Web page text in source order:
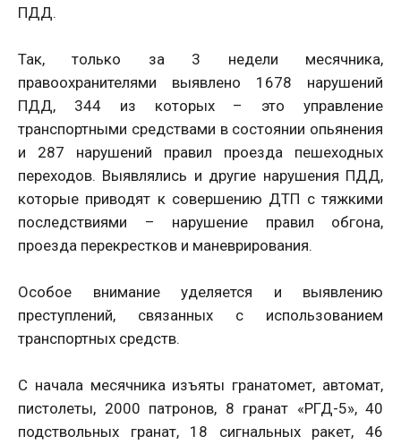
ПДД.
Так, только за 3 недели месячника,
правоохранителями выявлено 1678 нарушений
ПДД, 344 из которых – это управление
транспортными средствами в состоянии опьянения
и 287 нарушений правил проезда пешеходных
переходов. Выявлялись и другие нарушения ПДД,
которые приводят к совершению ДТП с тяжкими
последствиями – нарушение правил обгона,
проезда перекрестков и маневрирования.
Особое внимание уделяется и выявлению
преступлений, связанных с использованием
транспортных средств.
С начала месячника изъяты гранатомет, автомат,
пистолеты, 2000 патронов, 8 гранат «РГД-5», 40
подствольных гранат, 18 сигнальных ракет, 46